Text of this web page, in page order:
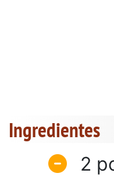
Ingredientes
2